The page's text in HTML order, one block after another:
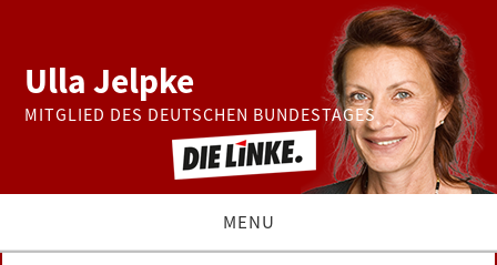
Ulla Jelpke
MITGLIED DES DEUTSCHEN BUNDESTAGES
MENU